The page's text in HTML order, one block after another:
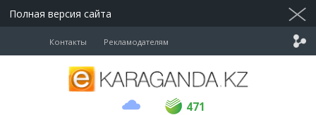
Полная версия сайта
Контакты Рекламодателям
471
покупка продажа
USD 469.5